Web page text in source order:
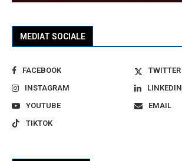
MEDIAT SOCIALE
FACEBOOK
TWITTER
INSTAGRAM
LINKEDIN
YOUTUBE
EMAIL
TIKTOK